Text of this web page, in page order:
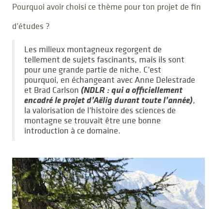
Pourquoi avoir choisi ce thème pour ton projet de fin
d’études ?
Les milieux montagneux regorgent de
tellement de sujets fascinants, mais ils sont
pour une grande partie de niche. C’est
pourquoi, en échangeant avec Anne Delestrade
et Brad Carlson (NDLR : qui a officiellement
encadré le projet d’Aëlig durant toute l’année),
la valorisation de l’histoire des sciences de
montagne se trouvait être une bonne
introduction à ce domaine.